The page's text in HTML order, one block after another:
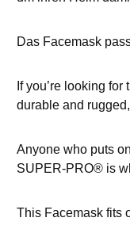
Das Facemask
If you’re looking
durable and
Anyone who puts
SUPER-PRO® is
This Facemask fits